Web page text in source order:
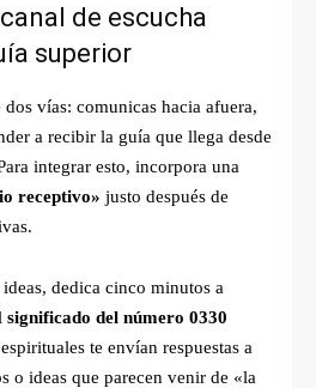
de escucha
superior
vías: comunicas hacia afuera,
a recibir la guía que llega desde
integrar esto, incorpora una
receptivo» justo después de
dedica cinco minutos a
significado del número 0330
te envían respuestas a
o ideas que parecen venir de «la